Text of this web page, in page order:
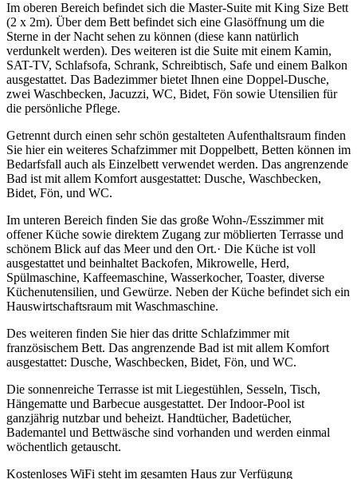
Im oberen Bereich befindet sich die Master-Suite mit King Size Bett
(2 x 2m). Über dem Bett befindet sich eine Glasöffnung um die
Sterne in der Nacht sehen zu können (diese kann natürlich
verdunkelt werden). Des weiteren ist die Suite mit einem Kamin,
SAT-TV, Schlafsofa, Schrank, Schreibtisch, Safe und einem Balkon
ausgestattet. Das Badezimmer bietet Ihnen eine Doppel-Dusche,
zwei Waschbecken, Jacuzzi, WC, Bidet, Fön sowie Utensilien für
die persönliche Pflege.
Getrennt durch einen sehr schön gestalteten Aufenthaltsraum finden
Sie hier ein weiteres Schafzimmer mit Doppelbett, Betten können im
Bedarfsfall auch als Einzelbett verwendet werden. Das angrenzende
Bad ist mit allem Komfort ausgestattet: Dusche, Waschbecken,
Bidet, Fön, und WC.
Im unteren Bereich finden Sie das große Wohn-/Esszimmer mit
offener Küche sowie direktem Zugang zur möblierten Terrasse und
schönem Blick auf das Meer und den Ort.· Die Küche ist voll
ausgestattet und beinhaltet Backofen, Mikrowelle, Herd,
Spülmaschine, Kaffeemaschine, Wasserkocher, Toaster, diverse
Küchenutensilien, und Gewürze. Neben der Küche befindet sich ein
Hauswirtschaftsraum mit Waschmaschine.
Des weiteren finden Sie hier das dritte Schlafzimmer mit
französischem Bett. Das angrenzende Bad ist mit allem Komfort
ausgestattet: Dusche, Waschbecken, Bidet, Fön, und WC.
Die sonnenreiche Terrasse ist mit Liegestühlen, Sesseln, Tisch,
Hängematte und Barbecue ausgestattet. Der Indoor-Pool ist
ganzjährig nutzbar und beheizt. Handtücher, Badetücher,
Bademantel und Bettwäsche sind vorhanden und werden einmal
wöchentlich getauscht.
Kostenloses WiFi steht im gesamten Haus zur Verfügung